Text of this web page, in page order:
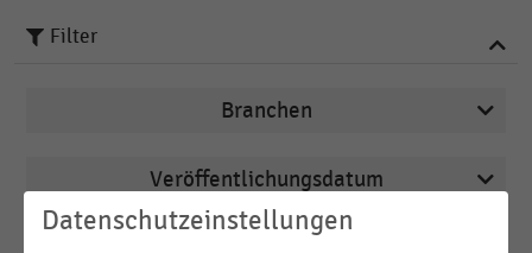
Filter
Branchen
Deutschsprachiger Einzelhandel
Drogerien und Drogeriemärkte
Veröffentlichungsdatum
2026
Datenschutzeinstellungen